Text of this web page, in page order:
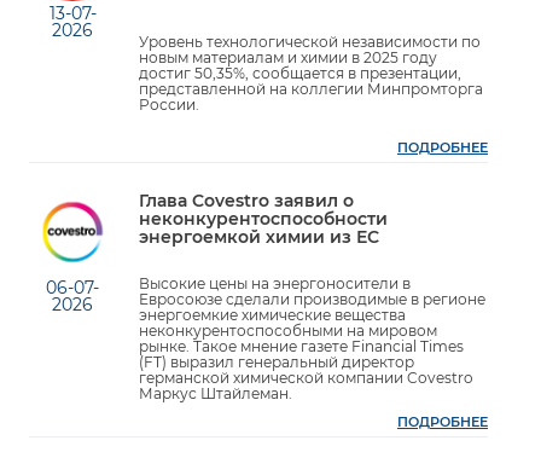
13-07-
2026
Уровень технологической независимости по
новым материалам и химии в 2025 году
достиг 50,35%, сообщается в презентации,
представленной на коллегии Минпромторга
России.
ПОДРОБНЕЕ
06-07-
2026
Глава Covestro заявил о
неконкурентоспособности
энергоемкой химии из ЕС
Высокие цены на энергоносители в
Евросоюзе сделали производимые в регионе
энергоемкие химические вещества
неконкурентоспособными на мировом
рынке. Такое мнение газете Financial Times
(FT) выразил генеральный директор
германской химической компании Covestro
Маркус Штайлеман.
ПОДРОБНЕЕ